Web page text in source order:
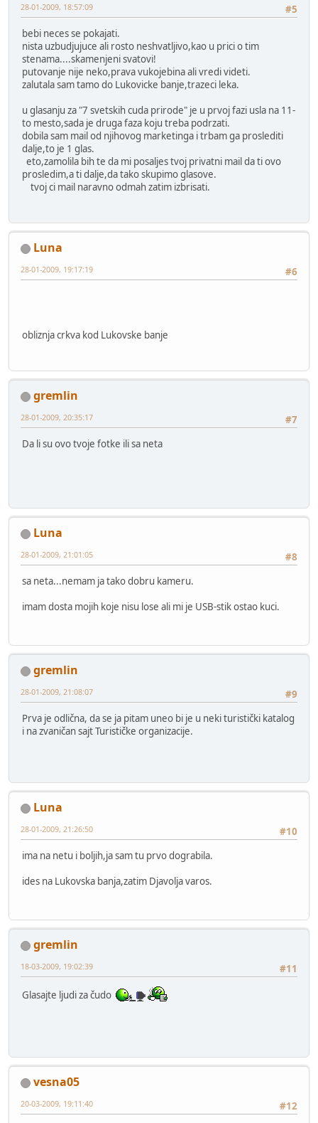
#5
28-01-2009, 18:57:09
bebi neces se pokajati.
nista uzbudjujuce ali rosto neshvatljivo,kao u prici o tim
stenama....skamenjeni svatovi!
putovanje nije neko,prava vukojebina ali vredi videti.
zalutala sam tamo do Lukovicke banje,trazeci leka.
u glasanju za "7 svetskih cuda prirode" je u prvoj fazi usla na 11-
to mesto,sada je druga faza koju treba podrzati.
dobila sam mail od njihovog marketinga i trbam ga proslediti
dalje,to je 1 glas.
eto,zamolila bih te da mi posaljes tvoj privatni mail da ti ovo
prosledim,a ti dalje,da tako skupimo glasove.
tvoj ci mail naravno odmah zatim izbrisati.
Luna
#6
28-01-2009, 19:17:19
obliznja crkva kod Lukovske banje
gremlin
#7
28-01-2009, 20:35:17
Da li su ovo tvoje fotke ili sa neta
Luna
#8
28-01-2009, 21:01:05
sa neta...nemam ja tako dobru kameru.
imam dosta mojih koje nisu lose ali mi je USB-stik ostao kuci.
gremlin
#9
28-01-2009, 21:08:07
Prva je odlična, da se ja pitam uneo bi je u neki turistički katalog
i na zvaničan sajt Turističke organizacije.
Luna
#10
28-01-2009, 21:26:50
ima na netu i boljih,ja sam tu prvo dograbila.
ides na Lukovska banja,zatim Djavolja varos.
gremlin
#11
18-03-2009, 19:02:39
Glasajte ljudi za čudo
vesna05
#12
20-03-2009, 19:11:40